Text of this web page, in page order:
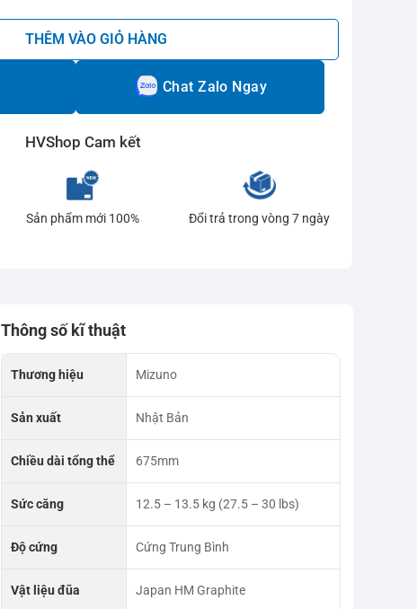
THÊM VÀO GIỎ HÀNG
Chat Zalo Ngay
HVShop Cam kết
Sản phẩm mới 100% Đổi trả trong vòng 7 ngày
Thông số kĩ thuật
Thương hiệu Mizuno
Sản xuất Nhật Bản
Chiều dài tổng thể 675mm
Sức căng 12.5 – 13.5 kg (27.5 – 30 lbs)
Độ cứng Cứng Trung Bình
Vật liệu đũa Japan HM Graphite